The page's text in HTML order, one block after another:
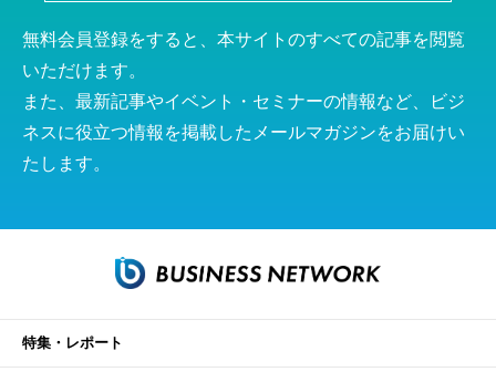
無料会員登録をすると、本サイトのすべての記事を閲覧
いただけます。
また、最新記事やイベント・セミナーの情報など、ビジ
ネスに役立つ情報を掲載したメールマガジンをお届けい
たします。
特集・レポート